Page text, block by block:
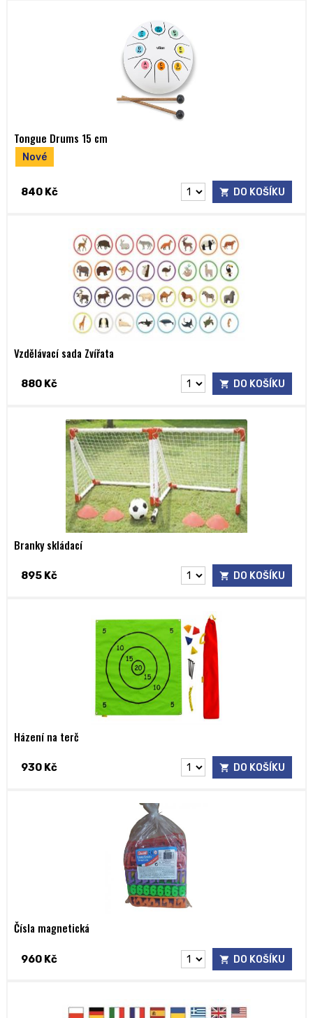
Nové
Tongue Drums 15 cm
840 Kč DO KOŠÍKU
Vzdělávací sada Zvířata
880 Kč DO KOŠÍKU
Branky skládací
895 Kč DO KOŠÍKU
Házení na terč
930 Kč DO KOŠÍKU
Čísla magnetická
960 Kč DO KOŠÍKU